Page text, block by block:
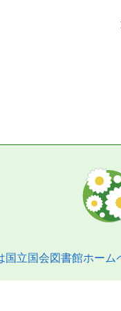
国立国会図書館ホーム